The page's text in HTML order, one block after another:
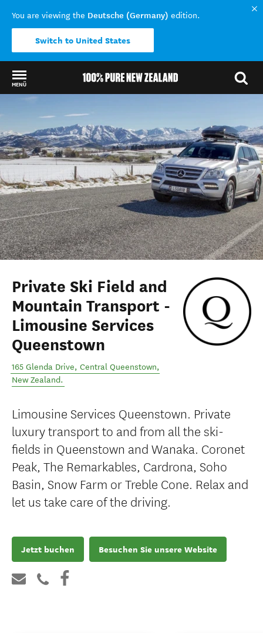
You are viewing the Deutsche (Germany) edition.
Switch to United States
MENÜ
Private Ski Field and
Mountain Transport -
Limousine Services
Queenstown
165 Glenda Drive, Central Queenstown,
New Zealand.
Limousine Services Queenstown. Private
luxury transport to and from all the ski-
fields in Queenstown and Wanaka. Coronet
Peak, The Remarkables, Cardrona, Soho
Basin, Snow Farm or Treble Cone. Relax and
let us take care of the driving.
Jetzt buchen Besuchen Sie unsere Website